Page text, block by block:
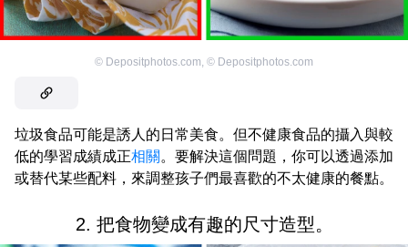
© Depositphotos.com © Depositphotos.com
垃圾食品可能是誘人的日常美食。但不健康食品的攝入與較
低的學習成績成正相關 。要解決這個問題，你可以透過添加
或替代某些配料，來調整孩子們最喜歡的不太健康的餐點。
2. 把食物變成有趣的尺寸造型。